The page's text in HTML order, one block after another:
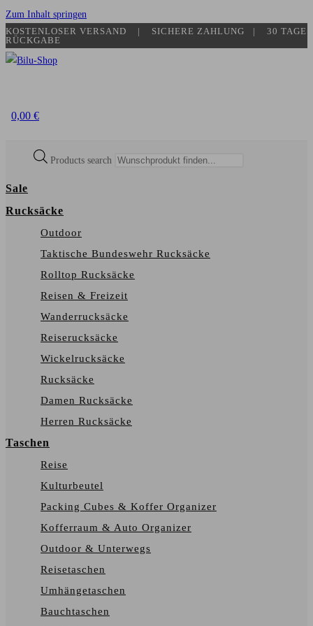
Zum Inhalt springen
KOSTENLOSER VERSAND | SICHERE ZAHLUNG​ | 30 TAGE
RÜCKGABE
0,00 €
Products search
Sale
Rucksäcke
Outdoor
Taktische Bundeswehr Rucksäcke
Rolltop Rucksäcke
Reisen & Freizeit
Wanderrucksäcke
Reiserucksäcke
Wickelrucksäcke
Rucksäcke
Damen Rucksäcke
Herren Rucksäcke
Taschen
Reise
Kulturbeutel
Packing Cubes & Koffer Organizer
Kofferraum & Auto Organizer
Outdoor & Unterwegs
Reisetaschen
Umhängetaschen
Bauchtaschen